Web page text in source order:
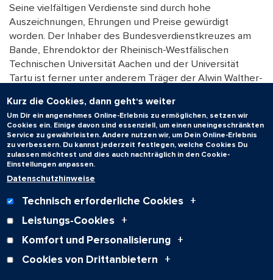
Seine vielfältigen Verdienste sind durch hohe
Auszeichnungen, Ehrungen und Preise gewürdigt
worden. Der Inhaber des Bundesverdienstkreuzes am
Bande, Ehrendoktor der Rheinisch-Westfälischen
Technischen Universität Aachen und der Universität
Tartu ist ferner unter anderem Träger der Alwin Walther-
Fraunhofer-Instituts für Graphische Datenverarbeitung,
des Gay-Lussac-Humboldt-Preises und der Konrad-
Zuse-Medaille der Gesellschaft für Informatik. Weitere
Ehrungen erfolgten durch die New Yorker „Association
for Computing Machinery“, die IEEE Computer Society
Washington D.C. sowie zuletzt 2025 mit dem „ACM
Kurz die Cookies, dann geht‘s weiter
Um Dir ein angenehmes Online-Erlebnis zu ermöglichen, setzen wir
Cookies ein. Einige davon sind essenziell, um einen uneingeschränkten
Service zu gewährleisten. Andere nutzen wir, um Dein Online-Erlebnis
zu verbessern. Du kannst jederzeit festlegen, welche Cookies Du
zulassen möchtest und dies auch nachträglich in den Cookie-
Einstellungen anpassen.
Datenschutzhinweise
Technisch erforderliche Cookies
Leistungs-Cookies
Komfort und Personalisierung
Cookies von Drittanbietern